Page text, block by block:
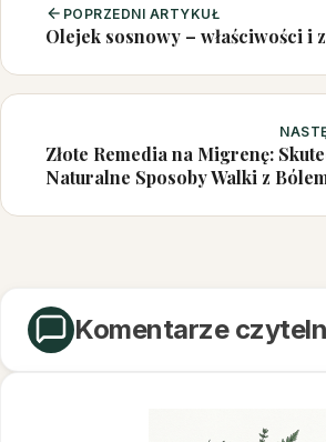
POPRZEDNI ARTYKUŁ
Olejek sosnowy – właściwości i
Złote Remedia na Migrenę:
Naturalne Sposoby Walki z
Komentarze